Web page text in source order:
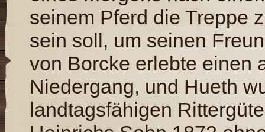
seinem Pferd die Treppe
sein soll, um seinen
von Borcke erlebte einen
Niedergang, und Hueth
landtagsfähigen